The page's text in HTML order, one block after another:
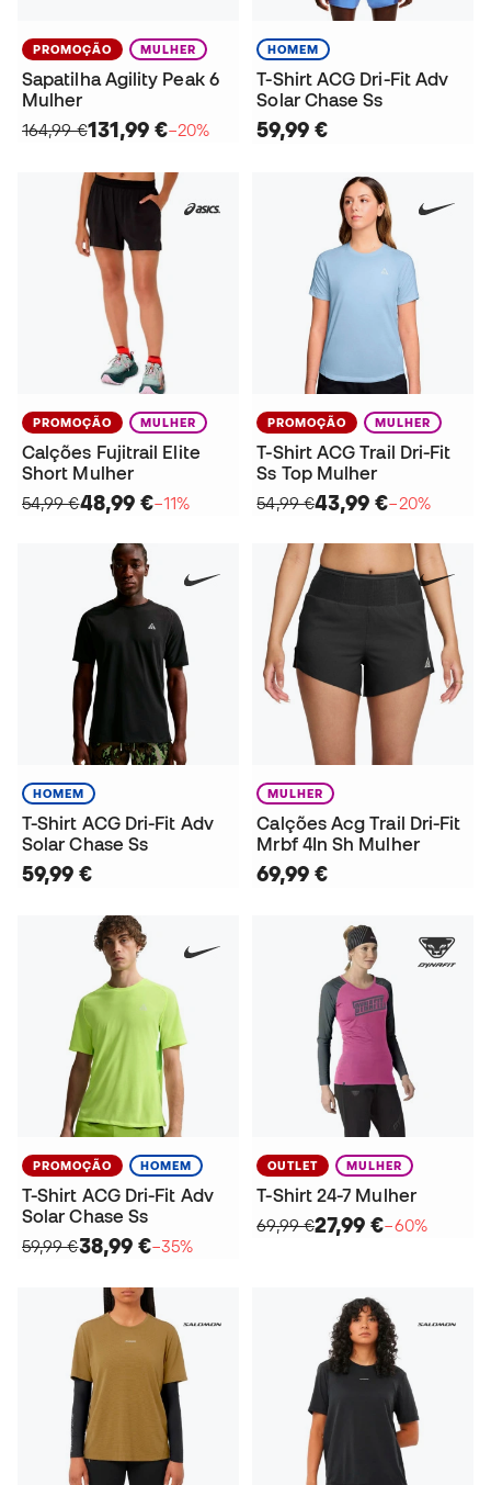
PROMOÇÃO MULHER
Sapatilha Agility Peak 6
Mulher
164,99 €131,99 €−20%
HOMEM
T-Shirt ACG Dri-Fit Adv
Solar Chase Ss
59,99 €
PROMOÇÃO MULHER
Calções Fujitrail Elite
Short Mulher
54,99 €48,99 €−11%
PROMOÇÃO MULHER
T-Shirt ACG Trail Dri-Fit
Ss Top Mulher
54,99 €43,99 €−20%
HOMEM
T-Shirt ACG Dri-Fit Adv
Solar Chase Ss
59,99 €
MULHER
Calções Acg Trail Dri-Fit
Mrbf 4In Sh Mulher
69,99 €
PROMOÇÃO HOMEM
T-Shirt ACG Dri-Fit Adv
Solar Chase Ss
59,99 €38,99 €−35%
OUTLET MULHER
T-Shirt 24-7 Mulher
69,99 €27,99 €−60%